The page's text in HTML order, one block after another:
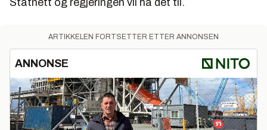
ARTIKKELEN FORTSETTER ETTER ANNONSEN
ANNONSE